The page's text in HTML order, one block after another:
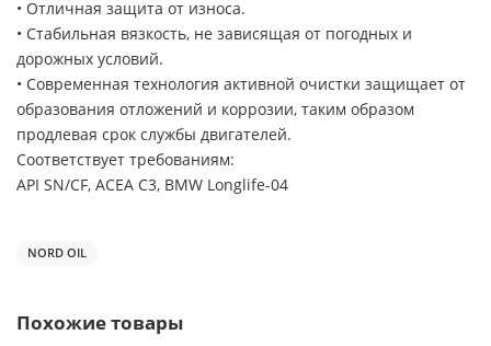
• Отличная защита от износа.
• Стабильная вязкость, не зависящая от погодных и
дорожных условий.
• Современная технология активной очистки защищает от
образования отложений и коррозии, таким образом
продлевая срок службы двигателей.
Соответствует требованиям:
API SN/CF, ACEA С3, BMW Longlife-04
NORD OIL
Похожие товары